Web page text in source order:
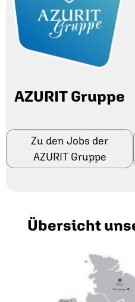
AZURIT Gruppe
Zu den Jobs der
AZURIT Gruppe
Übersicht